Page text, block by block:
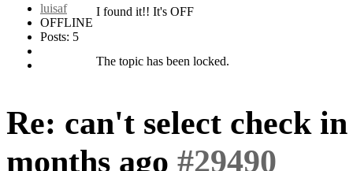
luisaf
OFFLINE
Posts: 5
I found it!! It's OFF
The topic has been locked.
Re: can't select check
months ago #29490